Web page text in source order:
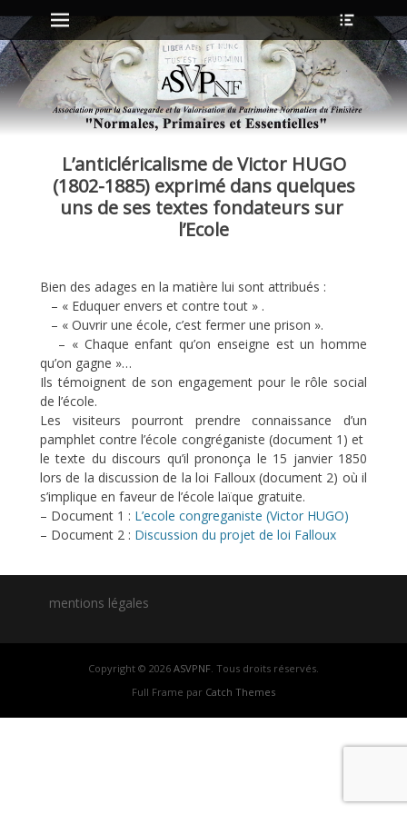
Menu principal
Aller
au
contenu
l’en-
tête
L’anticléricalisme de Victor HUGO
(1802-1885) exprimé dans quelques
uns de ses textes fondateurs sur
l’Ecole
Bien des adages en la matière lui sont attribués :
– « Eduquer envers et contre tout » .
– « Ouvrir une école, c’est fermer une prison ».
– « Chaque enfant qu’on enseigne est un homme
qu’on gagne »…
Ils témoignent de son engagement pour le rôle social
de l’école.
Les visiteurs pourront prendre connaissance d’un
pamphlet contre l’école congréganiste (document 1) et
le texte du discours qu’il prononça le 15 janvier 1850
lors de la discussion de la loi Falloux (document 2) où il
s’implique en faveur de l’école laïque gratuite.
– Document 1 : L’ecole congreganiste (Victor HUGO)
– Document 2 : Discussion du projet de loi Falloux
mentions légales
Copyright © 2026 ASVPNF. Tous droits réservés.
Full Frame par Catch Themes